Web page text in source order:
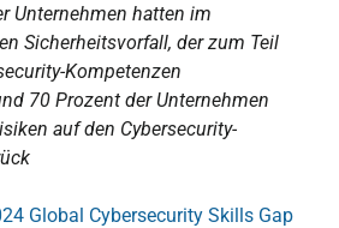
Unternehmen hatten im
Sicherheitsvorfall, der zum Teil
Kompetenzen
70 Prozent der Unternehmen
auf den Cybersecurity-
Global Cybersecurity Skills Gap